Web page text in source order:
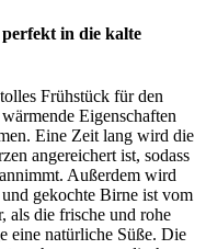
in die kalte
Frühstück für den
Eigenschaften
Eine Zeit lang wird die
angereichert ist, sodass
Außerdem wird
gekochte Birne ist vom
als die frische und rohe
eine natürliche Süße. Die